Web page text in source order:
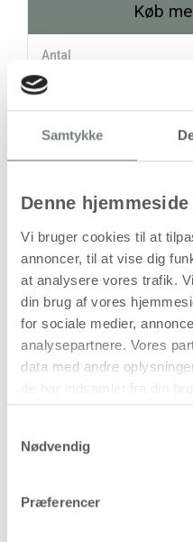
Samtykke
Denne
Vi bruger cookies til at
annoncer, til at vise dig
at analysere vores trafik.
din brug af vores
for sociale medier,
analysepartnere. Vores
data med andre
Nødvendig
Præferencer
Køb
Antal
10 stk